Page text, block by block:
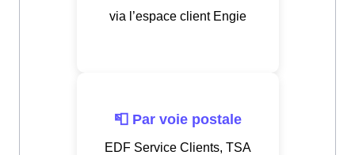
via l’espace client Engie
📮 Par voie postale
EDF Service Clients, TSA